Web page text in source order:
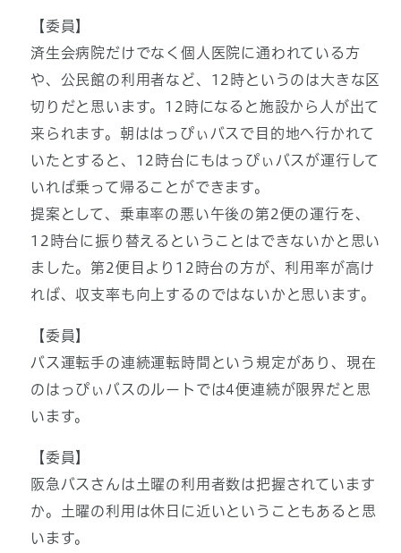
【委員】
済生会病院だけでなく個人医院に通われている方
や、公民館の利用者など、12時というのは大きな区
切りだと思います。12時になると施設から人が出て
来られます。朝ははっぴぃバスで目的地へ行かれて
いたとすると、12時台にもはっぴぃバスが運行して
いれば乗って帰ることができます。
提案として、乗車率の悪い午後の第2便の運行を、
12時台に振り替えるということはできないかと思い
ました。第2便目より12時台の方が、利用率が高け
れば、収支率も向上するのではないかと思います。
【委員】
バス運転手の連続運転時間という規定があり、現在
のはっぴぃバスのルートでは4便連続が限界だと思
います。
【委員】
阪急バスさんは土曜の利用者数は把握されています
か。土曜の利用は休日に近いということもあると思
います。